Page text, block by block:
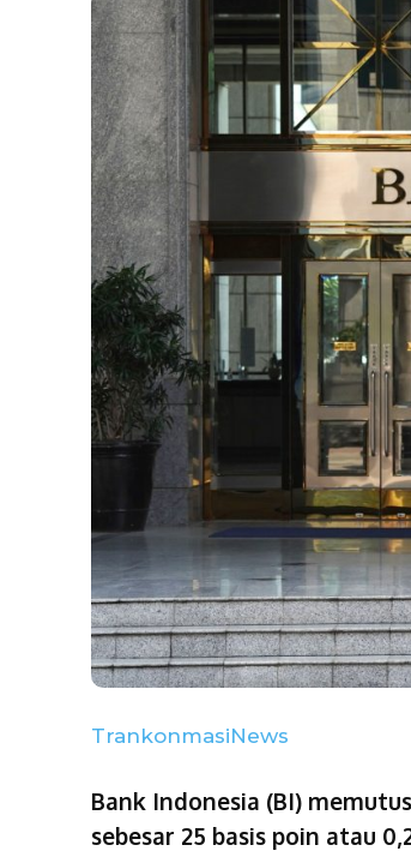
TrankonmasiNews
Bank Indonesia (BI)
sebesar 25 basis poin atau